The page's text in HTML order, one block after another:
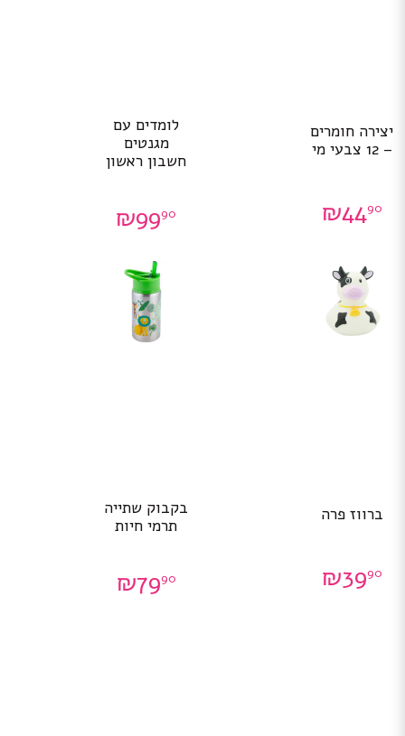
יצירה חומרים
– 12 צבעי מי
₪4490
לומדים עם
מגנטים
חשבון ראשון
₪9990
ברווז פרה
₪3990
בקבוק שתייה
תרמי חיות
₪7990